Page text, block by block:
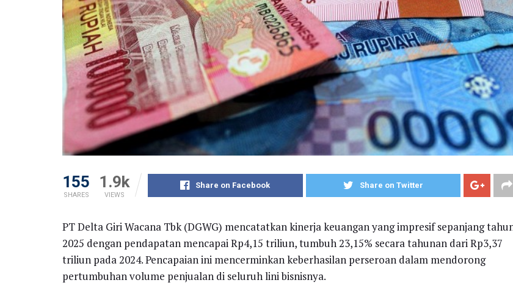
155
SHARES
1.9k
VIEWS
Share on Facebook Share on Twitter
PT Delta Giri Wacana Tbk (DGWG) mencatatkan kinerja keuangan yang impresif sepanjang
2025 dengan pendapatan mencapai Rp4,15 triliun, tumbuh 23,15% secara tahunan dari Rp3,37
triliun pada 2024. Pencapaian ini mencerminkan keberhasilan perseroan dalam mendorong
pertumbuhan volume penjualan di seluruh lini bisnisnya.